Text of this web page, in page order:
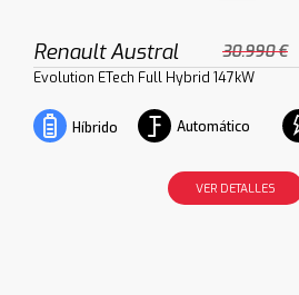
Renault Austral 30.990 €
Evolution ETech Full Hybrid 147kW
Híbrido Automático
VER DETALLES